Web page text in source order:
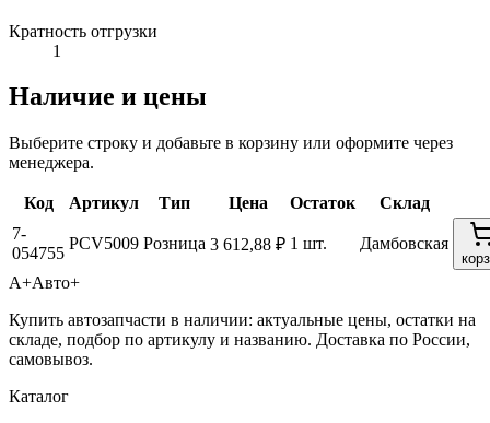
Кратность отгрузки
1
Наличие и цены
Выберите строку и добавьте в корзину или оформите через
менеджера.
Код Артикул Тип Цена Остаток
Склад
7-
054755
PCV5009 Розница 3 612,88 ₽ 1 шт. Дамбовская
А+Авто+
Купить автозапчасти в наличии: актуальные цены, остатки на
складе, подбор по артикулу и названию. Доставка по России,
самовывоз.
Каталог